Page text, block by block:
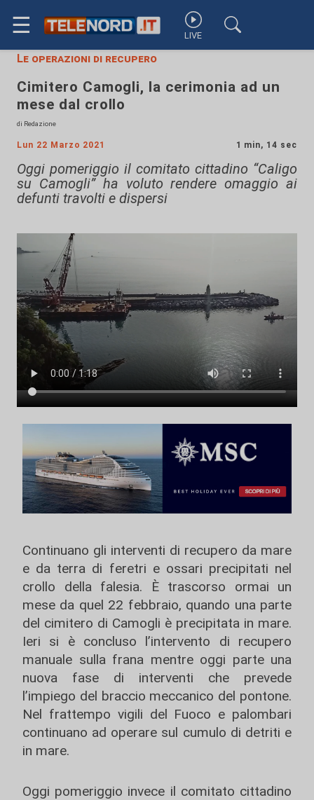
☰ LIVE
Le operazioni di recupero
Cimitero Camogli, la cerimonia ad un
mese dal crollo
di Redazione
Lun 22 Marzo 2021 1 min, 14 sec
Oggi pomeriggio il comitato cittadino “Caligo
su Camogli” ha voluto rendere omaggio ai
defunti travolti e dispersi
Continuano gli interventi di recupero da mare
e da terra di feretri e ossari precipitati nel
crollo della falesia. È trascorso ormai un
mese da quel 22 febbraio, quando una parte
del cimitero di Camogli è precipitata in mare.
Ieri si è concluso l’intervento di recupero
manuale sulla frana mentre oggi parte una
nuova fase di interventi che prevede
l’impiego del braccio meccanico del pontone.
Nel frattempo vigili del Fuoco e palombari
continuano ad operare sul cumulo di detriti e
in mare.
Oggi pomeriggio invece il comitato cittadino